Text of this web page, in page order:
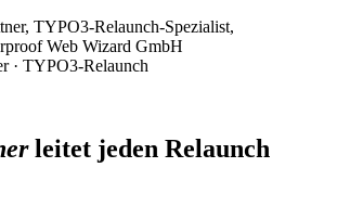
· TYPO3-Relaunch
leitet jeden Relaunch